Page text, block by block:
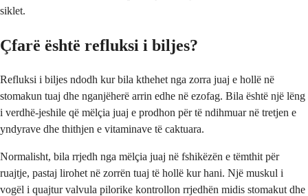
siklet.
Çfarë është refluksi i biljes?
Refluksi i biljes ndodh kur bila kthehet nga zorra juaj e hollë në
stomakun tuaj dhe nganjëherë arrin edhe në ezofag. Bila është një lëng
i verdhë-jeshile që mëlçia juaj e prodhon për të ndihmuar në tretjen e
yndyrave dhe thithjen e vitaminave të caktuara.
Normalisht, bila rrjedh nga mëlçia juaj në fshikëzën e tëmthit për
ruajtje, pastaj lirohet në zorrën tuaj të hollë kur hani. Një muskul i
vogël i quajtur valvula pilorike kontrollon rrjedhën midis stomakut dhe